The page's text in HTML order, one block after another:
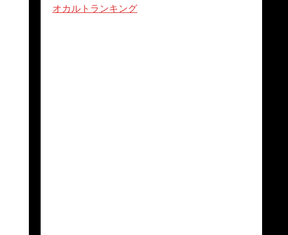
オカルトランキング